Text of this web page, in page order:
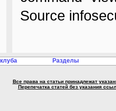
Source
Разделы
Все права на статьи принадлежат
Перепечатка статей без указания